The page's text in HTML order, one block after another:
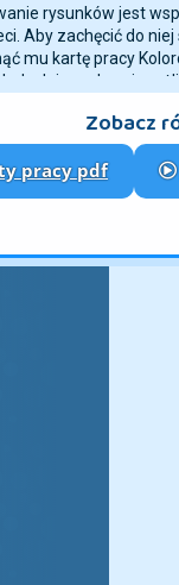
rysunków jest
Aby zachęcić do
mu kartę pracy
lody daje malcowi
również inneZobacz
pracy pdf